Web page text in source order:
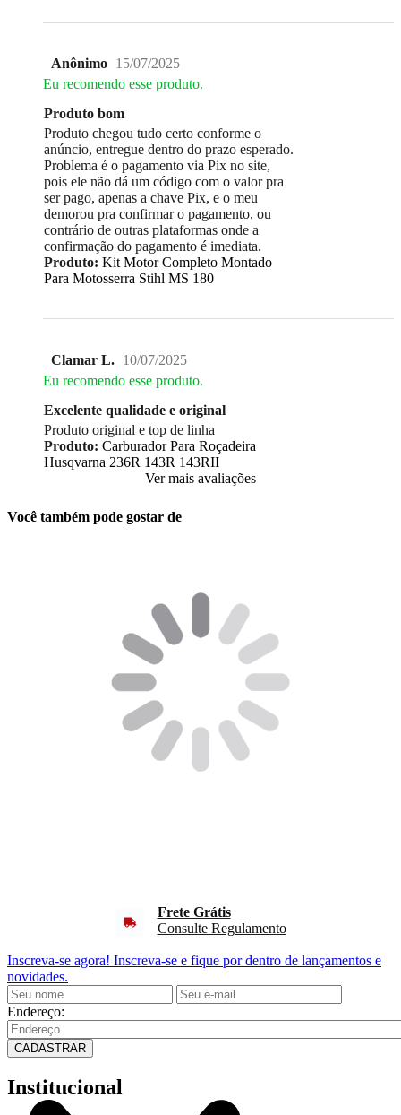
Anônimo 15/07/2025
Eu recomendo esse produto.
Produto bom
Produto chegou tudo certo conforme o
anúncio, entregue dentro do prazo esperado.
Problema é o pagamento via Pix no site,
pois ele não dá um código com o valor pra
ser pago, apenas a chave Pix, e o meu
demorou pra confirmar o pagamento, ou
contrário de outras plataformas onde a
confirmação do pagamento é imediata.
Produto: Kit Motor Completo Montado
Para Motosserra Stihl MS 180
Clamar L. 10/07/2025
Eu recomendo esse produto.
Excelente qualidade e original
Produto original e top de linha
Produto: Carburador Para Roçadeira
Husqvarna 236R 143R 143RII
Ver mais avaliações
Você também pode gostar de
Frete Grátis
Consulte Regulamento
Inscreva-se agora! Inscreva-se e fique por dentro de lançamentos e
novidades.
Endereço:
CADASTRAR
Institucional